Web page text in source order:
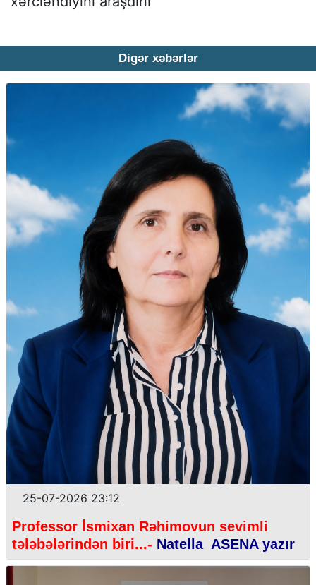
Digər xəbərlər
25-07-2026 23:12
Professor İsmixan Rəhimovun sevimli
tələbələrindən biri...- Natella ASENA yazır